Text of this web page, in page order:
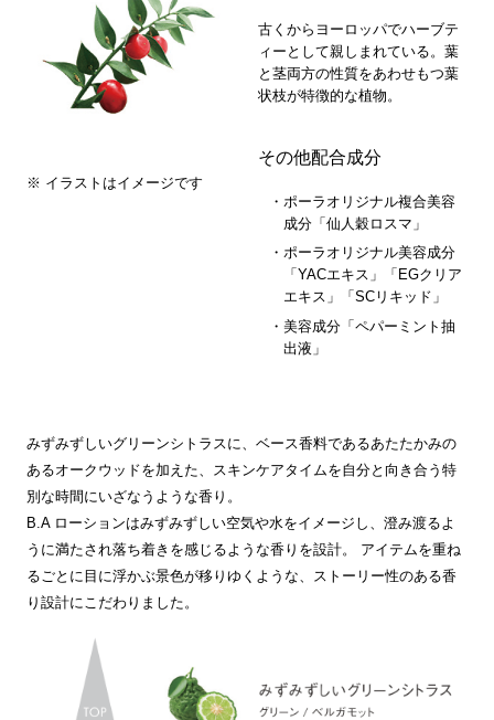
※ イラストはイメージです
古くからヨーロッパでハーブテ
ィーとして親しまれている。葉
と茎両方の性質をあわせもつ葉
状枝が特徴的な植物。
その他配合成分
ポーラオリジナル複合美容
成分「仙人穀ロスマ」
ポーラオリジナル美容成分
「YACエキス」「EGクリア
エキス」「SCリキッド」
美容成分「ペパーミント抽
出液」
みずみずしいグリーンシトラスに、ベース香料であるあたたかみの
あるオークウッドを加えた、スキンケアタイムを自分と向き合う特
別な時間にいざなうような香り。
B.A ローションはみずみずしい空気や水をイメージし、澄み渡るよ
うに満たされ落ち着きを感じるような香りを設計。 アイテムを重ね
るごとに目に浮かぶ景色が移りゆくような、ストーリー性のある香
り設計にこだわりました。